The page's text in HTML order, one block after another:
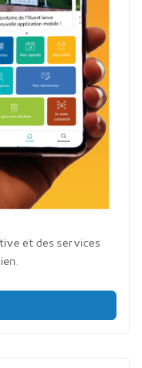
et des services